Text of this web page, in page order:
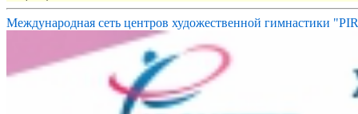
Международная сеть центров художественной гимнастики